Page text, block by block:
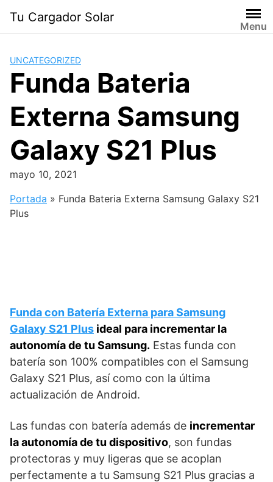
contenido
Tu Cargador Solar
Menu
UNCATEGORIZED
Funda Bateria
Externa Samsung
Galaxy S21 Plus
mayo 10, 2021
Portada » Funda Bateria Externa Samsung Galaxy S21
Plus
Funda con Batería Externa para Samsung
Galaxy S21 Plus ideal para incrementar la
autonomía de tu Samsung. Estas funda con
batería son 100% compatibles con el Samsung
Galaxy S21 Plus, así como con la última
actualización de Android.
Las fundas con batería además de incrementar
la autonomía de tu dispositivo, son fundas
protectoras y muy ligeras que se acoplan
perfectamente a tu Samsung S21 Plus gracias a